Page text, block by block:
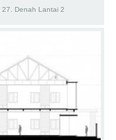
27. Denah Lantai 2